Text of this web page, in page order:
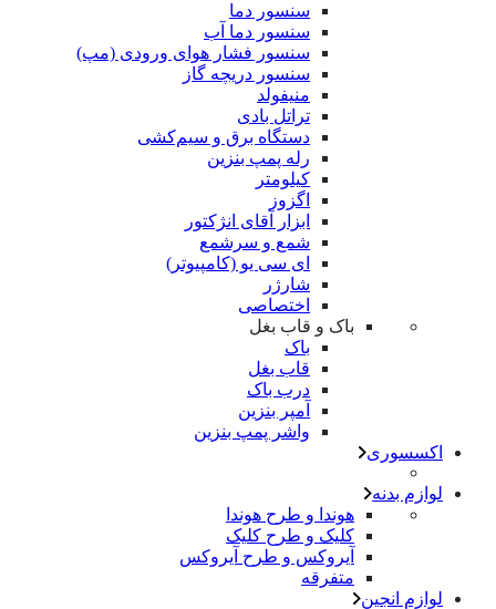
سنسور دما
سنسور دما آب
سنسور فشار هوای ورودی (مپ)
سنسور دریچه گاز
منیفولد
تراتل بادی
دستگاه برق و سیم‌کشی
رله پمپ بنزین
کیلومتر
اگزوز
ابزار آقای انژکتور
شمع و سرشمع
ای سی یو (کامپیوتر)
شارژر
اختصاصی
باک و قاب بغل
باک
قاب بغل
درب باک
آمپر بنزین
واشر پمپ بنزین
اکسسوری
لوازم بدنه
هوندا و طرح هوندا
کلیک و طرح کلیک
آیروکس و طرح آیروکس
متفرقه
لوازم انجین